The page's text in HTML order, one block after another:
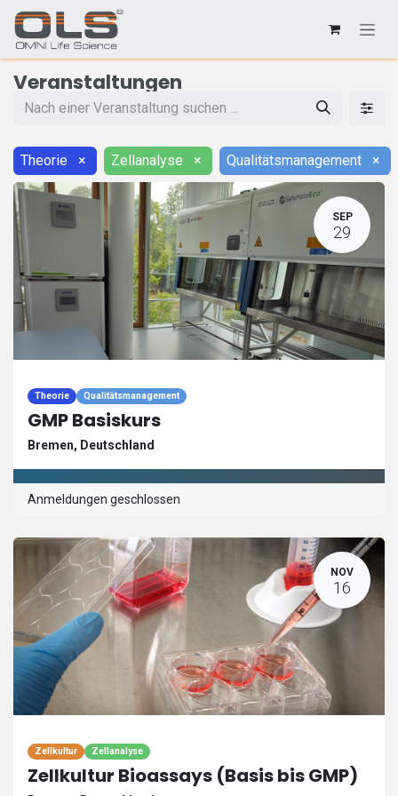
Veranstaltungen
Theorie × Zellanalyse × Qualitätsmanagement ×
SEP
29
Theorie Qualitätsmanagement
GMP Basiskurs
Bremen, Deutschland
Anmeldungen geschlossen
NOV
16
Zellkultur Zellanalyse
Zellkultur Bioassays (Basis bis GMP)